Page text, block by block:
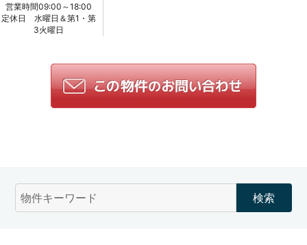
営業時間09:00～18:00
定休日 水曜日＆第1・第
3火曜日
物
件